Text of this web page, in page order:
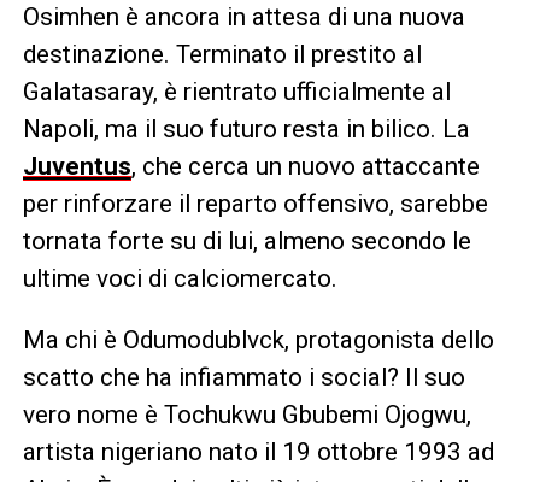
Osimhen è ancora in attesa di una nuova
destinazione. Terminato il prestito al
Galatasaray, è rientrato ufficialmente al
Napoli, ma il suo futuro resta in bilico. La
Juventus, che cerca un nuovo attaccante
per rinforzare il reparto offensivo, sarebbe
tornata forte su di lui, almeno secondo le
ultime voci di calciomercato.
Ma chi è Odumodublvck, protagonista dello
scatto che ha infiammato i social? Il suo
vero nome è Tochukwu Gbubemi Ojogwu,
artista nigeriano nato il 19 ottobre 1993 ad